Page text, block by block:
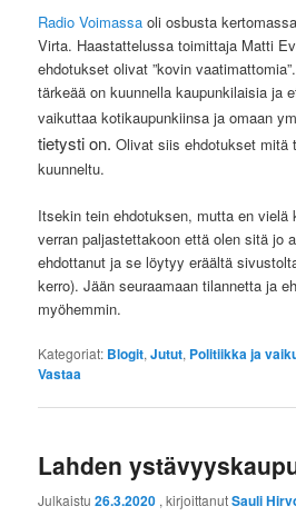
Radio Voimassa oli osbusta
Virta. Haastattelussa toimittaja Matti
ehdotukset olivat ”kovin
tärkeää on kuunnella kaupunkilaisia ja
vaikuttaa kotikaupunkiinsa ja omaan
tietysti on. Olivat siis ehdotukset mitä
kuunneltu.
Itsekin tein ehdotuksen, mutta en vielä
verran paljastettakoon että olen sitä jo
ehdottanut ja se löytyy eräältä
kerro). Jään seuraamaan tilannetta ja
myöhemmin.
Kategoriat: Blogit,Jutut, Politiikka ja
Vastaa
Lahden
Julkaistu26.3.2020 , kirjoittanutSauli